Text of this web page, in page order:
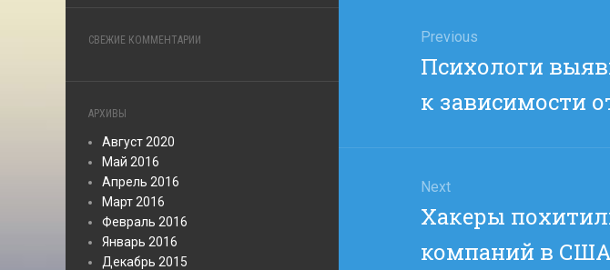
СВЕЖИЕ КОММЕНТАРИИ
АРХИВЫ
Август 2020
Май 2016
Апрель 2016
Март 2016
Февраль 2016
Январь 2016
Декабрь 2015
записям
Previous
Previous
Психологи
к зависимости
Next
Next
Хакеры
компаний в США